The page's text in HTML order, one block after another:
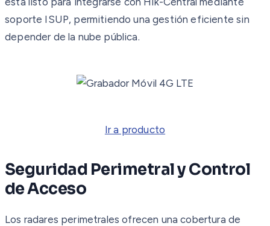
soporte ISUP, permitiendo una gestión eficiente sin
depender de la nube pública.
Ir a producto
Seguridad Perimetral y Control
de Acceso
Los radares perimetrales ofrecen una cobertura de